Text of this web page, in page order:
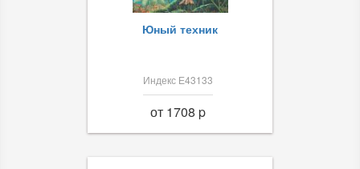
Юный техник
Индекс Е43133
от 1708 p